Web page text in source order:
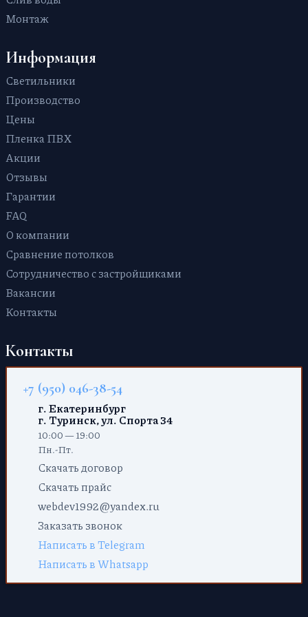
В гостиную
Многоуровневые
Фактурные с тиснением и узором
Парящие
Монтаж
Информация
Светильники
Производство
Цены
Пленка ПВХ
Акции
Отзывы
Гарантии
FAQ
О компании
Сравнение потолков
Сотрудничество с застройщиками
Вакансии
Контакты
Контакты
+7 (950) 046-38-54
г. Екатеринбург
г. Туринск, ул. Спорта 34
10:00 — 19:00
Пн.-Пт.
Скачать договор
Скачать прайс
webdev1992@yandex.ru
Заказать звонок
Написать в Telegram
Написать в Whatsapp